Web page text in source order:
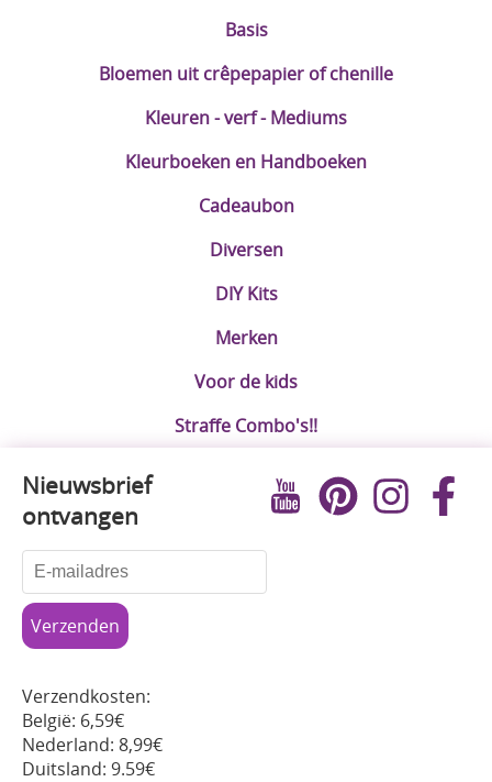
Basis
Bloemen uit crêpepapier of chenille
Kleuren - verf - Mediums
Kleurboeken en Handboeken
Cadeaubon
Diversen
DIY Kits
Merken
Voor de kids
Straffe Combo's!!
Nieuwsbrief
ontvangen
Verzendkosten:
België: 6,59€
Nederland: 8,99€
Duitsland: 9.59€